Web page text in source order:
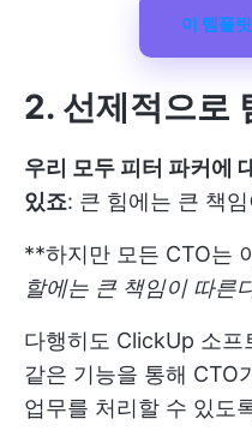
이 템플
2. 선제적으로
우리 모두 피터 파커에
있죠: 큰 힘에는 큰 책
**하지만 모든 CTO는
할에는 큰 책임이 따른
다행히도 ClickUp 소프
같은 기능을 통해 CTO
업무를 처리할 수 있도